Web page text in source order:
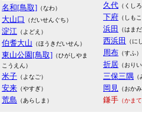
名和[鳥取] （なわ）
大山口 （だいせんぐち）
淀江 （よどえ）
伯耆大山 （ほうきだいせん）
東山公園[鳥取] （ひがしやま
こうえん）
米子 （よなご）
安来 （やすぎ）
荒島 （あらしま）
久代 （くし
下府 （しも
浜田 （はま
西浜田 （に
周布 （すふ）
折居 （おり
三保三隅
岡見 （おか
鎌手 （かま